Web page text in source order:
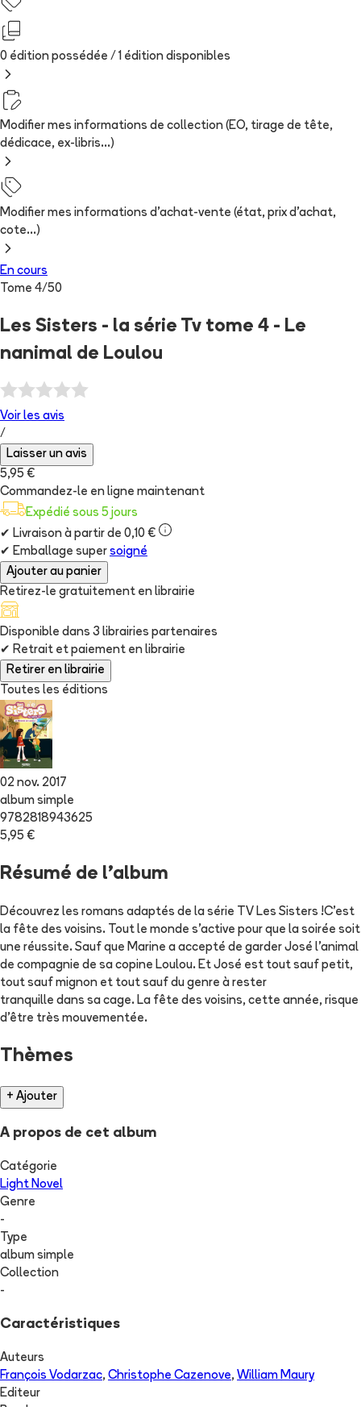
0 édition possédée / 1 édition disponibles
Modifier mes informations de collection (EO, tirage de tête,
dédicace, ex-libris...)
Modifier mes informations d'achat-vente (état, prix d'achat,
cote...)
En cours
Tome 4/50
Les Sisters - la série Tv tome 4 - Le
nanimal de Loulou
Voir les avis
/
Laisser un avis
5,95 €
Commandez-le en ligne maintenant
Expédié sous 5 jours
✔ Livraison à partir de 0,10 €
✔ Emballage super soigné
Ajouter au panier
Retirez-le gratuitement en librairie
Disponible dans 3 librairies partenaires
✔ Retrait et paiement en librairie
Retirer en librairie
Toutes les éditions
02 nov. 2017
album simple
9782818943625
5,95 €
Résumé de l'album
Découvrez les romans adaptés de la série TV Les Sisters !C'est
la fête des voisins. Tout le monde s'active pour que la soirée soit
une réussite. Sauf que Marine a accepté de garder José l'animal
de compagnie de sa copine Loulou. Et José est tout sauf petit,
tout sauf mignon et tout sauf du genre à rester
tranquille dans sa cage. La fête des voisins, cette année, risque
d'être très mouvementée.
Thèmes
+ Ajouter
A propos de cet album
Catégorie
Light Novel
Genre
-
Type
album simple
Collection
-
Caractéristiques
Auteurs
François Vodarzac, Christophe Cazenove, William Maury
Editeur